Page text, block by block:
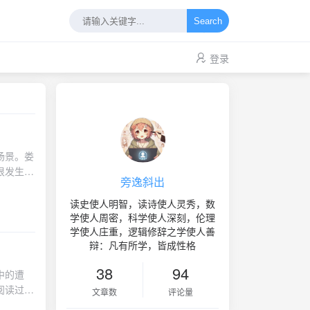
Search
登录
景。娄
发生的
辣和
的电
大
去上
惦念。每天在也解放军亲自领导的毛泽东思想学习班里学习。父母见信后把如下东西送来：肥皂、牙膏、暑药、裤衩、夹被、中号搪瓷缸。 儿×× 一九六八年八月七日 毛主席语录：世界观的转变是一个根本的转变。 ××(妻子姓名)好！ 本月收到你两封信，全为我改造不好着急，心里感到非常对不住你和孩子。我经过队长教育已经认识到自己的错误，同时也下决心在学习无产阶级专政理论基础上加深认罪，看清给党和人民造成的损失和影响，丢掉幻想，扎扎实实改造，请你放心，我今后再不会做使你伤心的事情。 (这里说的抱幻想，是说我打七０年以后一直不服，往上申述，前后总有二十多次，每次他们都这么答复：“你的判决出入不小，，阶级报复可以考虑去掉，出身可改回来，工人。但现在为保卫无产阶级文化大革命胜利成果，这些问题以后再说。”这就完了。保卫嘛“文化大革命”，都是借词，事实他们跟军宣队里的个别人勾在一起，不肯为我翻案，要不，不就等于说他们是整错人了吗?) 我每次看到信皮上总有眼泪，信纸上也含着你的身影，我也曾下决心好好改造，因我抱的幻想太大了，失望的心情深深刺痛了我的心。我把你的关怀不是作为改造的动力而是作为压力，错误地对自己的罪行不认识，有思想不向政府讲，和个别人乱说，经队长耐心教
旁逸斜出
读史使人明智，读诗使人灵秀，数
学使人周密，科学使人深刻，伦理
学使人庄重，逻辑修辞之学使人善
辩：凡有所学，皆成性格
38
文章数
94
评论量